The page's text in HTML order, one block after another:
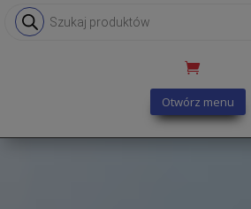
Wyszukiwarka
produktów
Otwórz menu
Sztacheta Metalowa |